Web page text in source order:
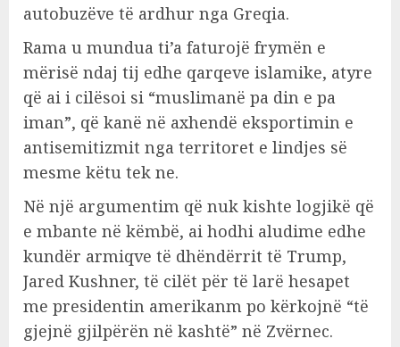
autobuzëve të ardhur nga Greqia.
Rama u mundua ti’a faturojë frymën e
mërisë ndaj tij edhe qarqeve islamike, atyre
që ai i cilësoi si “muslimanë pa din e pa
iman”, që kanë në axhendë eksportimin e
antisemitizmit nga territoret e lindjes së
mesme këtu tek ne.
Në një argumentim që nuk kishte logjikë që
e mbante në këmbë, ai hodhi aludime edhe
kundër armiqve të dhëndërrit të Trump,
Jared Kushner, të cilët për të larë hesapet
me presidentin amerikanm po kërkojnë “të
gjejnë gjilpërën në kashtë” në Zvërnec.